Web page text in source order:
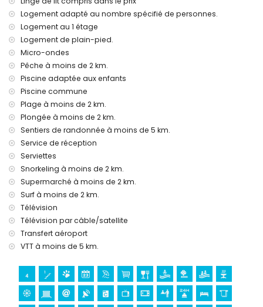
service de réception et service d'urgence 24 heures sur 24
chauffage par air et climatisation
Installations et services à supplément
service aéroport
lit supplémentaire et lit/berceau pour enfant (sur demande)
Divertissements et activités de loisirs pour vos vacances à
Denia, Costa Blanca
bar et promenade (Puerto Deportivo) (à moins de 1000
mètres de la maison)
théâtre et discothèque (à moins de 5 kilomètres de la
maison)
Lieux d'intérêt et culture à Denia, Costa Blanca
musée (Museo Arqueológico de Denia), église (Sant Antoni
de Pádua), château (Castillo de Denia), ruine (Torre del
Gerro), monument (Playmobil Denia), bâtiment architectural
(Ayuntamiento de Denia) et lieu historique (Túnel del
Castillo) (à moins de 5 kilomètres de l'hébergement)
Sports
plongée, snorkeling et surf (à moins de 5 kilomètres de
l'appartement)
tennis, golf (La Sella Golf) et équitation (à moins de 10
kilomètres de l'appartement)
Logement adapté au nombre spécifié de personnes.
Logement au 1 étage
Logement de plain-pied.
Micro-ondes
Pêche à moins de 2 km.
Piscine adaptée aux enfants
Piscine commune
Plage à moins de 2 km.
Plongée à moins de 2 km.
Sentiers de randonnée à moins de 5 km.
Service de réception
Serviettes
Snorkeling à moins de 2 km.
Supermarché à moins de 2 km.
Surf à moins de 2 km.
Télévision
Télévision par câble/satellite
Transfert aéroport
VTT à moins de 5 km.